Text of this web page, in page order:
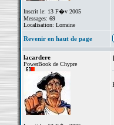
Inscrit le: 13 F�v 2005
Messages: 69
Localisation: Lorraine
Revenir en haut de page
lacardere
PowerBook de Chypre